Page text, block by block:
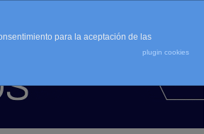
para la aceptación de las
plugin cookies